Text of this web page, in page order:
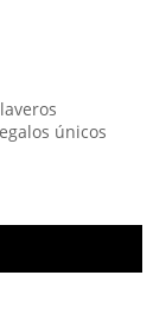
únicos